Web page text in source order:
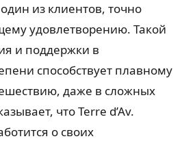
из клиентов, точно
удовлетворению. Такой
и поддержки в
способствует плавному
даже в сложных
что Terre d’Av.
о своих